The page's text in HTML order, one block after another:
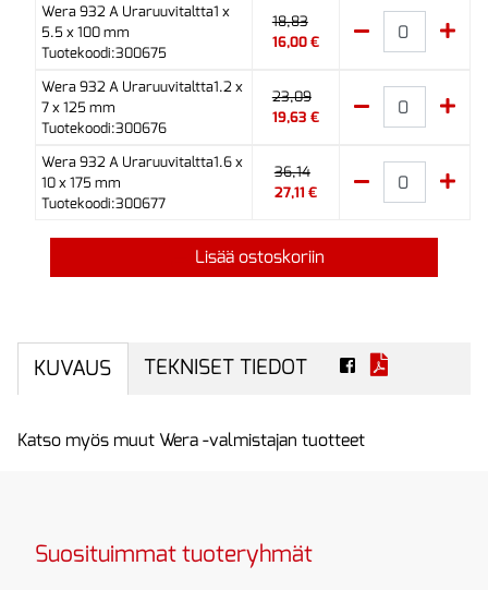
Wera 932 A Uraruuvitaltta1 x
5.5 x 100 mm
Tuotekoodi:300675
18,83
16,00 €
Wera 932 A Uraruuvitaltta1.2 x
7 x 125 mm
Tuotekoodi:300676
23,09
19,63 €
Wera 932 A Uraruuvitaltta1.6 x
10 x 175 mm
Tuotekoodi:300677
36,14
27,11 €
Lisää ostoskoriin
KUVAUS TEKNISET TIEDOT
Katso myös muut Wera -valmistajan tuotteet
Suosituimmat tuoteryhmät